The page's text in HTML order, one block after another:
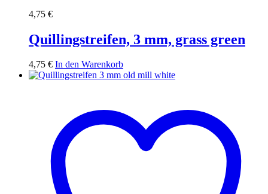
4,75 €
Quillingstreifen, 3 mm, grass green
4,75 € In den Warenkorb